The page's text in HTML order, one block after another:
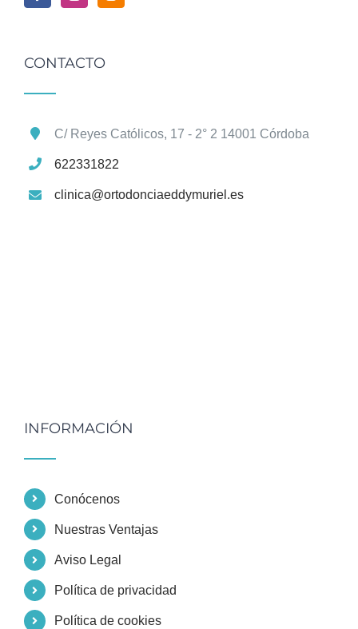
CONTACTO
C/ Reyes Católicos, 17 - 2° 2 14001 Córdoba
622331822
clinica@ortodonciaeddymuriel.es
INFORMACIÓN
Conócenos
Nuestras Ventajas
Aviso Legal
Política de privacidad
Política de cookies